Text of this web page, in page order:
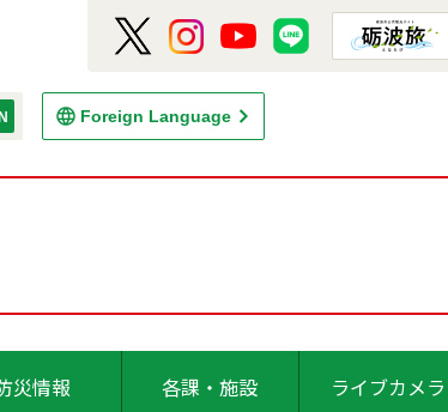
Foreign Language
災情報 各課・施設 ライブカメラ